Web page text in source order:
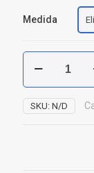
Medida
Válvula
Globo
Inoxidable
Roscada
cantidad
SKU: N/D